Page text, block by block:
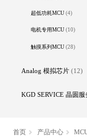
超低功耗MCU(4)
电机专用MCU(10)
触摸系列MCU(28)
Analog 模拟芯片 (12)
KGD SERVICE 晶圆服
首页 产品中心